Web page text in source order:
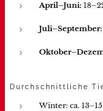
April–Juni:
Juli–September:
Durchschnittliche
Winter: ca. 13–15